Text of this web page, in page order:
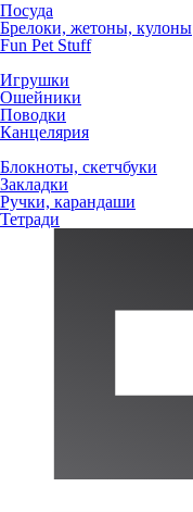
Посуда
Брелоки, жетоны, кулоны
Fun Pet Stuff
Игрушки
Ошейники
Поводки
Канцелярия
Блокноты, скетчбуки
Закладки
Ручки, карандаши
Тетради